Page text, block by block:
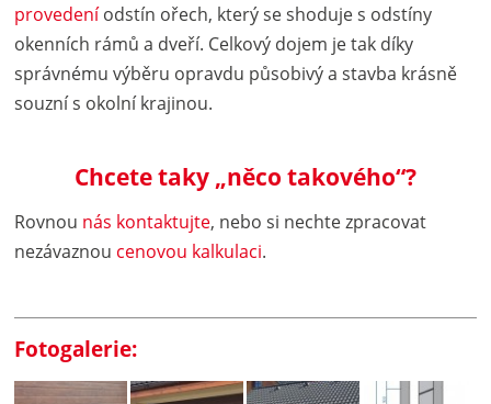
provedeníodstín ořech, který se shoduje s odstíny
okenních rámů a dveří. Celkový dojem je tak díky
správnému výběru opravdu působivý a stavba krásně
souzní s okolní krajinou.
Chcete taky „něco takového“?
Rovnou nás kontaktujte, nebo si nechte zpracovat
nezávaznou cenovou kalkulaci.
Fotogalerie: